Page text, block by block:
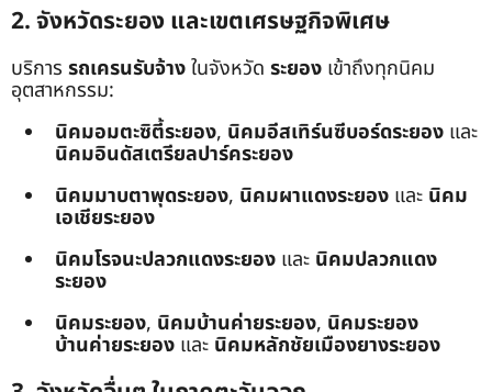
2. จังหวัดระยอง และเขตเศรษฐกิจพิเศษ
บริการ รถเครนรับจ้างในจังหวัด ระยอง เข้าถึงทุกนิคม
อุตสาหกรรม:
นิคมอมตะซิตี้ระยอง, นิคมอีสเทิร์นซีบอร์ดระยอง และ
นิคมอินดัสเตรียลปาร์คระยอง
นิคมมาบตาพุดระยอง, นิคมผาแดงระยอง และ นิคม
เอเชียระยอง
นิคมโรจนะปลวกแดงระยอง และ นิคมปลวกแดง
ระยอง
นิคมระยอง, นิคมบ้านค่ายระยอง, นิคมระยอง
บ้านค่ายระยอง และ นิคมหลักชัยเมืองยางระยอง